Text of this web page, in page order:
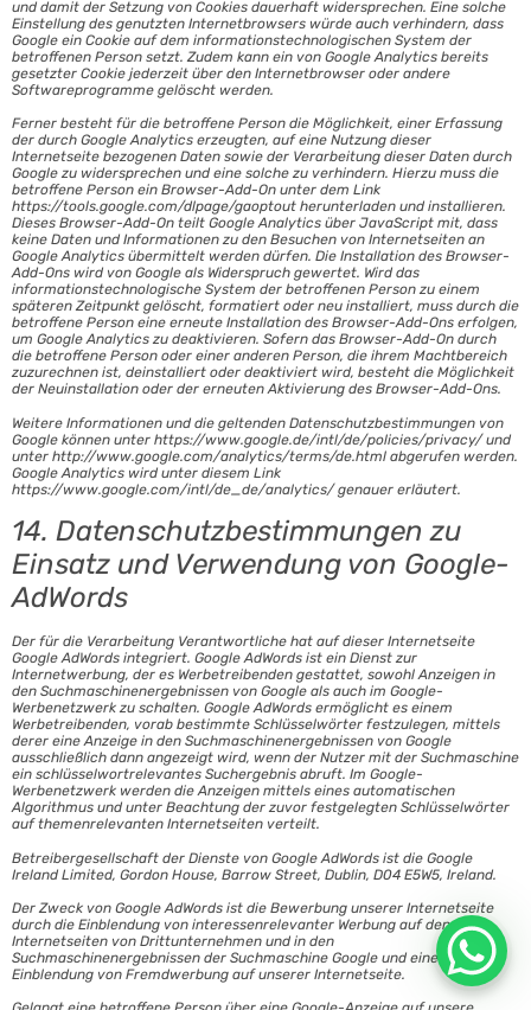
und damit der Setzung von Cookies dauerhaft widersprechen. Eine solche
Einstellung des genutzten Internetbrowsers würde auch verhindern, dass
Google ein Cookie auf dem informationstechnologischen System der
betroffenen Person setzt. Zudem kann ein von Google Analytics bereits
gesetzter Cookie jederzeit über den Internetbrowser oder andere
Softwareprogramme gelöscht werden.
Ferner besteht für die betroffene Person die Möglichkeit, einer Erfassung
der durch Google Analytics erzeugten, auf eine Nutzung dieser
Internetseite bezogenen Daten sowie der Verarbeitung dieser Daten durch
Google zu widersprechen und eine solche zu verhindern. Hierzu muss die
betroffene Person ein Browser-Add-On unter dem Link
https://tools.google.com/dlpage/gaoptout herunterladen und installieren.
Dieses Browser-Add-On teilt Google Analytics über JavaScript mit, dass
keine Daten und Informationen zu den Besuchen von Internetseiten an
Google Analytics übermittelt werden dürfen. Die Installation des Browser-
Add-Ons wird von Google als Widerspruch gewertet. Wird das
informationstechnologische System der betroffenen Person zu einem
späteren Zeitpunkt gelöscht, formatiert oder neu installiert, muss durch die
betroffene Person eine erneute Installation des Browser-Add-Ons erfolgen,
um Google Analytics zu deaktivieren. Sofern das Browser-Add-On durch
die betroffene Person oder einer anderen Person, die ihrem Machtbereich
zuzurechnen ist, deinstalliert oder deaktiviert wird, besteht die Möglichkeit
der Neuinstallation oder der erneuten Aktivierung des Browser-Add-Ons.
Weitere Informationen und die geltenden Datenschutzbestimmungen von
Google können unter https://www.google.de/intl/de/policies/privacy/ und
unter http://www.google.com/analytics/terms/de.html abgerufen werden.
Google Analytics wird unter diesem Link
https://www.google.com/intl/de_de/analytics/ genauer erläutert.
14. Datenschutzbestimmungen zu
Einsatz und Verwendung von Google-
AdWords
Der für die Verarbeitung Verantwortliche hat auf dieser Internetseite
Google AdWords integriert. Google AdWords ist ein Dienst zur
Internetwerbung, der es Werbetreibenden gestattet, sowohl Anzeigen in
den Suchmaschinenergebnissen von Google als auch im Google-
Werbenetzwerk zu schalten. Google AdWords ermöglicht es einem
Werbetreibenden, vorab bestimmte Schlüsselwörter festzulegen, mittels
derer eine Anzeige in den Suchmaschinenergebnissen von Google
ausschließlich dann angezeigt wird, wenn der Nutzer mit der Suchmaschine
ein schlüsselwortrelevantes Suchergebnis abruft. Im Google-
Werbenetzwerk werden die Anzeigen mittels eines automatischen
Algorithmus und unter Beachtung der zuvor festgelegten Schlüsselwörter
auf themenrelevanten Internetseiten verteilt.
Betreibergesellschaft der Dienste von Google AdWords ist die Google
Ireland Limited, Gordon House, Barrow Street, Dublin, D04 E5W5, Ireland.
Der Zweck von Google AdWords ist die Bewerbung unserer Internetseite
durch die Einblendung von interessenrelevanter Werbung auf den
Internetseiten von Drittunternehmen und in den
Suchmaschinenergebnissen der Suchmaschine Google und eine
Einblendung von Fremdwerbung auf unserer Internetseite.